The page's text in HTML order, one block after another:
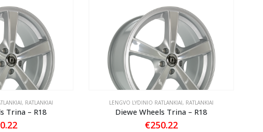
, RATLANKIAI
Trina – R18
LENGVO LYDINIO RATLANKIAI, RATLANKIAI
Diewe Wheels Trina – R18
€250.22